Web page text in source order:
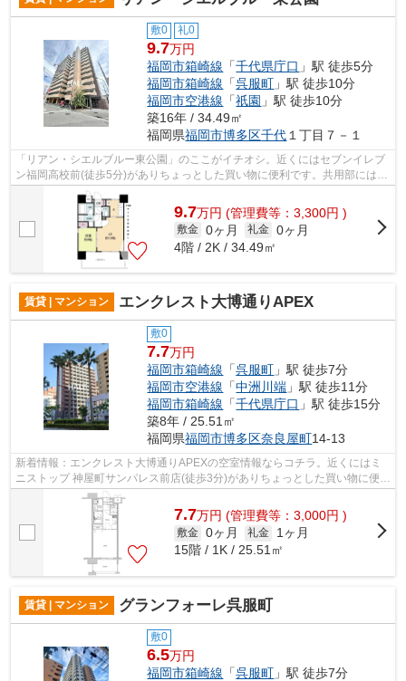
敷0 礼0
9.7万円
福岡市箱崎線 「千代県庁口 」駅 徒歩5分
福岡市箱崎線 「呉服町 」駅 徒歩10分
福岡市空港線 「祇園 」駅 徒歩10分
築16年 / 34.49㎡
福岡県福岡市博多区千代 １丁目７－１
「リアン・シエルブルー東公園」のここがイチオシ。近くにはセブンイレブ
ン福岡高校前(徒歩5分)がありちょっとした買い物に便利です。共用部にはエ
レベータ・敷地内ごみ置き場などが備...
9.7万円 (管理費等：3,300円 )
敷金 0ヶ月 礼金 0ヶ月
4階 / 2K / 34.49㎡
賃貸 | マンション エンクレスト大博通りAPEX
敷0
7.7万円
福岡市箱崎線 「呉服町 」駅 徒歩7分
福岡市空港線 「中洲川端 」駅 徒歩11分
福岡市箱崎線 「千代県庁口 」駅 徒歩15分
築8年 / 25.51㎡
福岡県福岡市博多区奈良屋町14-13
新着情報：エンクレスト大博通りAPEXの空室情報ならコチラ。近くにはミ
ニストップ 神屋町サンパレス前店(徒歩3分)がありちょっとした買い物に便利
です。共用部にはエレベータ・敷地内...
7.7万円 (管理費等：3,000円 )
敷金 0ヶ月 礼金
1ヶ月
15階 / 1K / 25.51㎡
賃貸 | マンション グランフォーレ呉服町
敷0
6.5万円
福岡市箱崎線 「呉服町 」駅 徒歩7分